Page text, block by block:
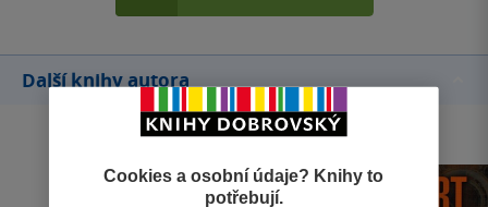
Další knihy autora
Cookies a osobní údaje? Knihy to
potřebují.